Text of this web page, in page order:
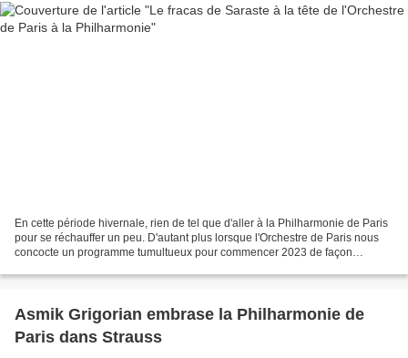
En cette période hivernale, rien de tel que d'aller à la Philharmonie de Paris
pour se réchauffer un peu. D'autant plus lorsque l'Orchestre de Paris nous
concocte un programme tumultueux pour commencer 2023 de façon
Asmik Grigorian embrase la Philharmonie de
Paris dans Strauss